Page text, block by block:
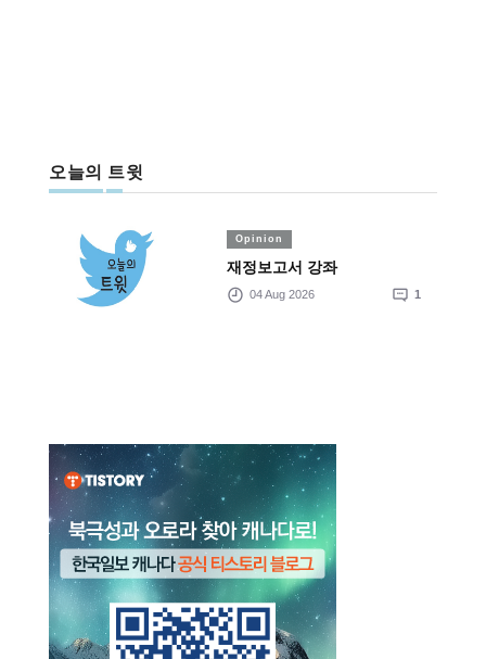
오늘의 트윗
Opinion
재정보고서 강좌
04 Aug 2026 1